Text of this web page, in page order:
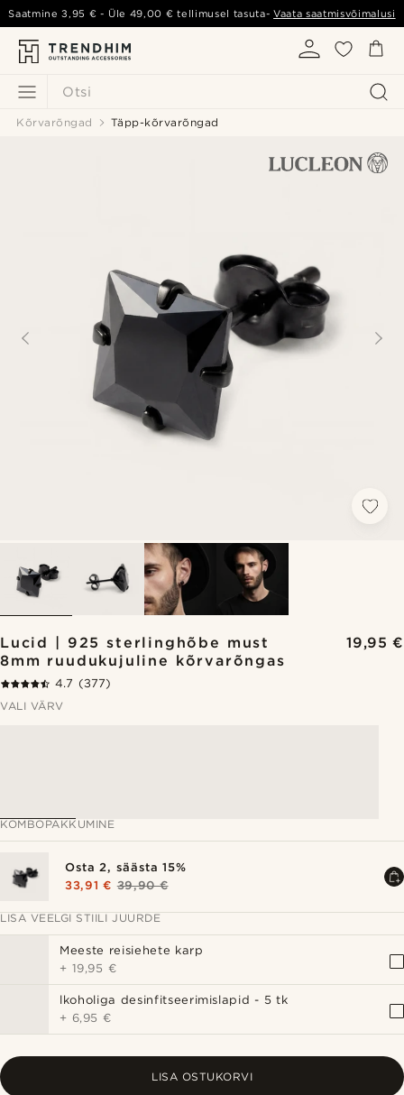
Otsi
Saatmine3,95 € - Üle 49,00 € tellimusel tasuta-Vaata saatmisvõimalusi
Kõrvarõngad Täpp-kõrvarõngad
Lucid | 925 sterlinghõbe must
8mm ruudukujuline kõrvarõngas
19,95 €
4.7 (377)
VALI VÄRV
KOMBOPAKKUMINE
Osta 2, säästa 15%
33,91 € 39,90 €
LISA VEELGI STIILI JUURDE
Meeste reisiehete karp
+ 19,95 €
lkoholiga desinfitseerimislapid - 5 tk
+ 6,95 €
LISA OSTUKORVI